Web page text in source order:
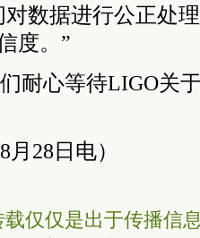
数据进行公正处
度。”
耐心等待LIGO关
月28日电）
仅仅是出于传播信